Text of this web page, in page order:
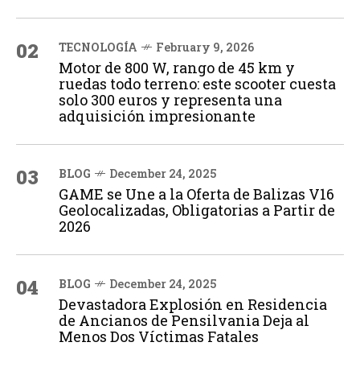
02 TECNOLOGÍA February 9, 2026
Motor de 800 W, rango de 45 km y
ruedas todo terreno: este scooter cuesta
solo 300 euros y representa una
adquisición impresionante
03 BLOG December 24, 2025
GAME se Une a la Oferta de Balizas V16
Geolocalizadas, Obligatorias a Partir de
2026
04 BLOG December 24, 2025
Devastadora Explosión en Residencia
de Ancianos de Pensilvania Deja al
Menos Dos Víctimas Fatales